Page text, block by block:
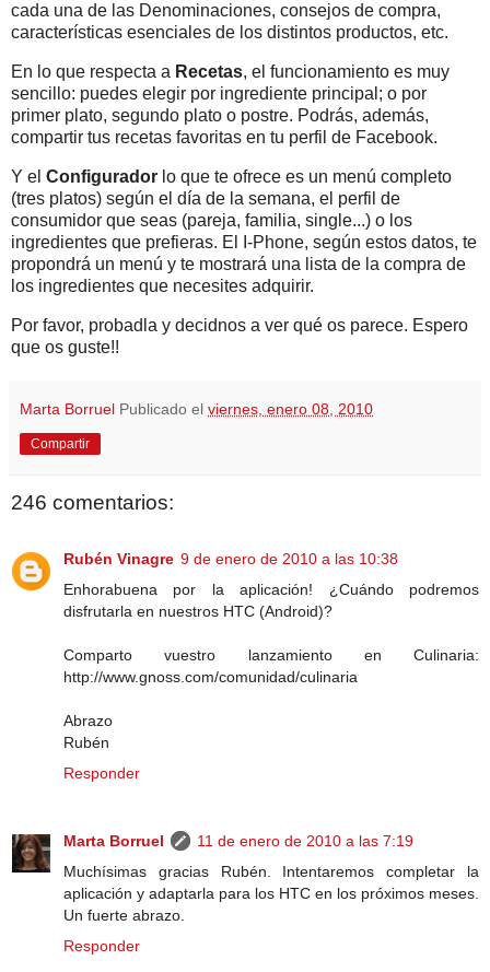
cada una de las Denominaciones, consejos de compra,
características esenciales de los distintos productos, etc.
En lo que respecta a Recetas, el funcionamiento es muy
sencillo: puedes elegir por ingrediente principal; o por
primer plato, segundo plato o postre. Podrás, además,
compartir tus recetas favoritas en tu perfil de Facebook.
Y el Configurador lo que te ofrece es un menú completo
(tres platos) según el día de la semana, el perfil de
consumidor que seas (pareja, familia, single...) o los
ingredientes que prefieras. El I-Phone, según estos datos, te
propondrá un menú y te mostrará una lista de la compra de
los ingredientes que necesites adquirir.
Por favor, probadla y decidnos a ver qué os parece. Espero
que os guste!!
Marta Borruel Publicado el viernes, enero 08, 2010
Compartir
246 comentarios:
Rubén Vinagre 9 de enero de 2010 a las 10:38
Enhorabuena por la aplicación! ¿Cuándo podremos
disfrutarla en nuestros HTC (Android)?
Comparto vuestro lanzamiento en Culinaria:
http://www.gnoss.com/comunidad/culinaria
Abrazo
Rubén
Responder
Marta Borruel
11 de enero de 2010 a las 7:19
Muchísimas gracias Rubén. Intentaremos completar la
aplicación y adaptarla para los HTC en los próximos meses.
Un fuerte abrazo.
Responder